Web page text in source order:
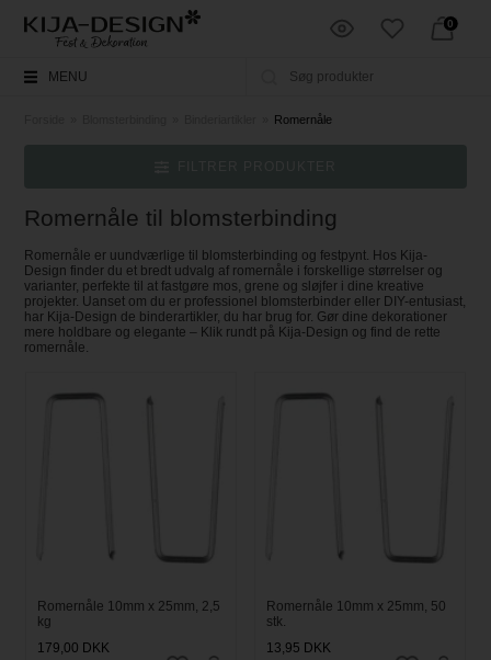
0
MENU
Romernåle
Romernåle til blomsterbinding
Romernåle er uundværlige til blomsterbinding og festpynt. Hos Kija-
Design finder du et bredt udvalg af romernåle i forskellige størrelser og
varianter, perfekte til at fastgøre mos, grene og sløjfer i dine kreative
projekter. Uanset om du er professionel blomsterbinder eller DIY-entusiast,
har Kija-Design de binderartikler, du har brug for. Gør dine dekorationer
mere holdbare og elegante – Klik rundt på Kija-Design og find de rette
romernåle.
Romernåle 10mm x 25mm, 2,5
kg
179,00 DKK
Romernåle 10mm x 25mm, 50
stk.
13,95 DKK